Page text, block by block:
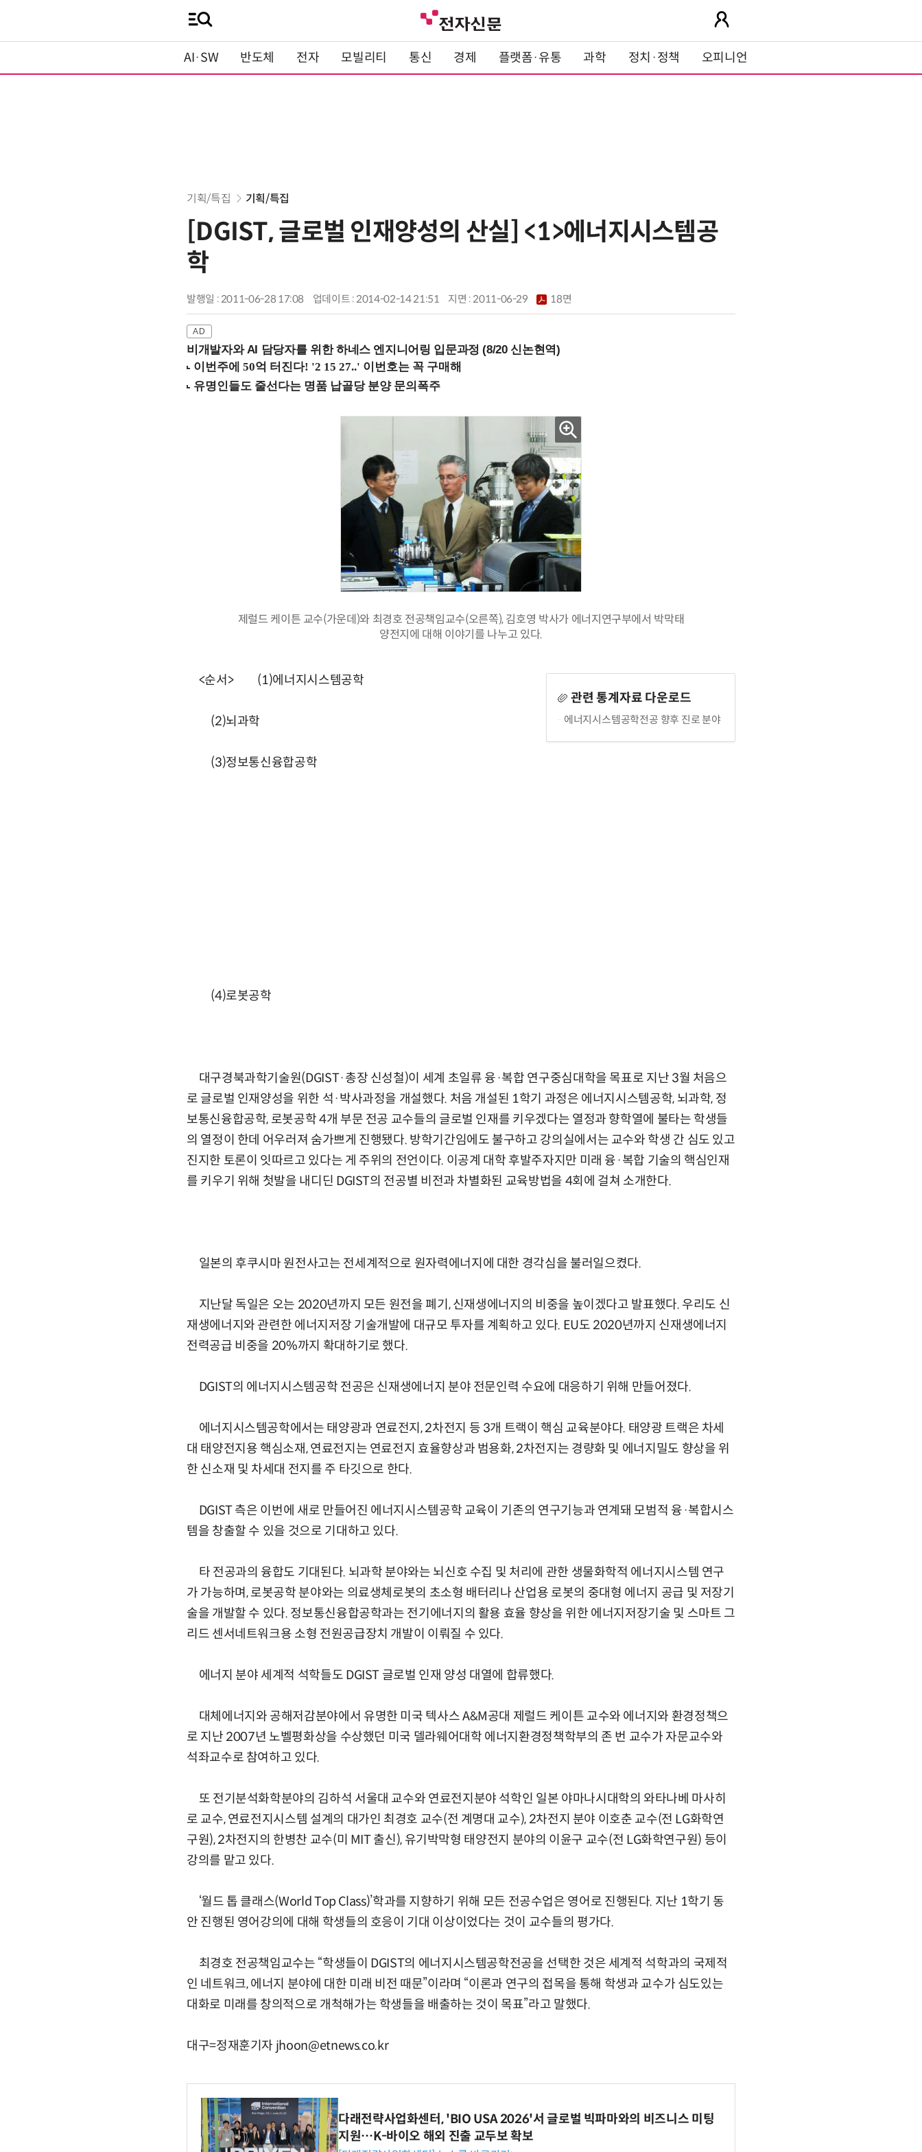
AI·SW 반도체 전자 모빌리티 통신 경제 플랫폼·유통 과학 정치·정책 오피니언
기획/특집 기획/특집
[DGIST, 글로벌 인재양성의 산실] <1>에너지시스템공
학
발행일 : 2011-06-28 17:08 업데이트 : 2014-02-14 21:51 지면 :2011-06-29 18면
비개발자와 AI 담당자를 위한 하네스 엔지니어링 입문과정 (8/20 신논현역)
제럴드 케이튼 교수(가운데)와 최경호 전공책임교수(오른쪽), 김호영 박사가 에너지연구부에서 박막태
양전지에 대해 이야기를 나누고 있다.
관련 통계자료 다운로드
에너지시스템공학전공 향후 진로 분야
<순서> (1)에너지시스템공학
(2)뇌과학
(3)정보통신융합공학
(4)로봇공학
대구경북과학기술원(DGIST·총장 신성철)이 세계 초일류 융·복합 연구중심대학을 목표로 지난 3월 처음으
로 글로벌 인재양성을 위한 석·박사과정을 개설했다. 처음 개설된 1학기 과정은 에너지시스템공학, 뇌과학, 정
보통신융합공학, 로봇공학 4개 부문 전공 교수들의 글로벌 인재를 키우겠다는 열정과 향학열에 불타는 학생들
의 열정이 한데 어우러져 숨가쁘게 진행됐다. 방학기간임에도 불구하고 강의실에서는 교수와 학생 간 심도 있고
진지한 토론이 잇따르고 있다는 게 주위의 전언이다. 이공계 대학 후발주자지만 미래 융·복합 기술의 핵심인재
를 키우기 위해 첫발을 내디딘 DGIST의 전공별 비전과 차별화된 교육방법을 4회에 걸쳐 소개한다.
일본의 후쿠시마 원전사고는 전세계적으로 원자력에너지에 대한 경각심을 불러일으켰다.
지난달 독일은 오는 2020년까지 모든 원전을 폐기, 신재생에너지의 비중을 높이겠다고 발표했다. 우리도 신
재생에너지와 관련한 에너지저장 기술개발에 대규모 투자를 계획하고 있다. EU도 2020년까지 신재생에너지
전력공급 비중을 20%까지 확대하기로 했다.
DGIST의 에너지시스템공학 전공은 신재생에너지 분야 전문인력 수요에 대응하기 위해 만들어졌다.
에너지시스템공학에서는 태양광과 연료전지, 2차전지 등 3개 트랙이 핵심 교육분야다. 태양광 트랙은 차세
대 태양전지용 핵심소재, 연료전지는 연료전지 효율향상과 범용화, 2차전지는 경량화 및 에너지밀도 향상을 위
한 신소재 및 차세대 전지를 주 타깃으로 한다.
DGIST 측은 이번에 새로 만들어진 에너지시스템공학 교육이 기존의 연구기능과 연계돼 모범적 융·복합시스
템을 창출할 수 있을 것으로 기대하고 있다.
타 전공과의 융합도 기대된다. 뇌과학 분야와는 뇌신호 수집 및 처리에 관한 생물화학적 에너지시스템 연구
가 가능하며, 로봇공학 분야와는 의료생체로봇의 초소형 배터리나 산업용 로봇의 중대형 에너지 공급 및 저장기
술을 개발할 수 있다. 정보통신융합공학과는 전기에너지의 활용 효율 향상을 위한 에너지저장기술 및 스마트 그
리드 센서네트워크용 소형 전원공급장치 개발이 이뤄질 수 있다.
에너지 분야 세계적 석학들도 DGIST 글로벌 인재 양성 대열에 합류했다.
대체에너지와 공해저감분야에서 유명한 미국 텍사스 A&M공대 제럴드 케이튼 교수와 에너지와 환경정책으
로 지난 2007년 노벨평화상을 수상했던 미국 델라웨어대학 에너지환경정책학부의 존 번 교수가 자문교수와
석좌교수로 참여하고 있다.
또 전기분석화학분야의 김하석 서울대 교수와 연료전지분야 석학인 일본 야마나시대학의 와타나베 마사히
로 교수, 연료전지시스템 설계의 대가인 최경호 교수(전 계명대 교수), 2차전지 분야 이호춘 교수(전 LG화학연
구원), 2차전지의 한병찬 교수(미 MIT 출신), 유기박막형 태양전지 분야의 이윤구 교수(전 LG화학연구원) 등이
강의를 맡고 있다.
‘월드 톱 클래스(World Top Class)’학과를 지향하기 위해 모든 전공수업은 영어로 진행된다. 지난 1학기 동
안 진행된 영어강의에 대해 학생들의 호응이 기대 이상이었다는 것이 교수들의 평가다.
최경호 전공책임교수는 “학생들이 DGIST의 에너지시스템공학전공을 선택한 것은 세계적 석학과의 국제적
인 네트워크, 에너지 분야에 대한 미래 비전 때문”이라며 “이론과 연구의 접목을 통해 학생과 교수가 심도있는
대화로 미래를 창의적으로 개척해가는 학생들을 배출하는 것이 목표”라고 말했다.
대구=정재훈기자 jhoon@etnews.co.kr
다래전략사업화센터, 'BIO USA 2026'서 글로벌 빅파마와의 비즈니스 미팅
지원…K-바이오 해외 진출 교두보 확보